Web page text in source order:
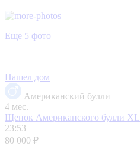
Еще 5 фото
Нашел дом
Американский булли
4 мес.
Щенок Американского булли XL
23:53
80 000 ₽